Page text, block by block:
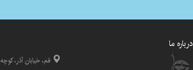
درباره ما
قم، خیابان آذر، کوچه ۱۱۴، پلاک ۹۴